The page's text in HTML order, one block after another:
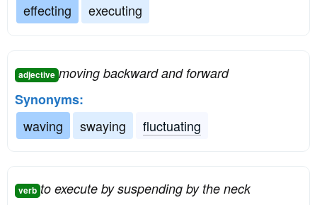
effecting
executing
adjective moving backward and forward
Synonyms:
waving
swaying fluctuating
verb to execute by suspending by the neck